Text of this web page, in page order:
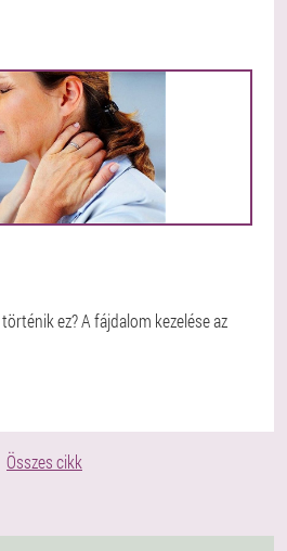
ez? A fájdalom kezelése az
Összes cikk